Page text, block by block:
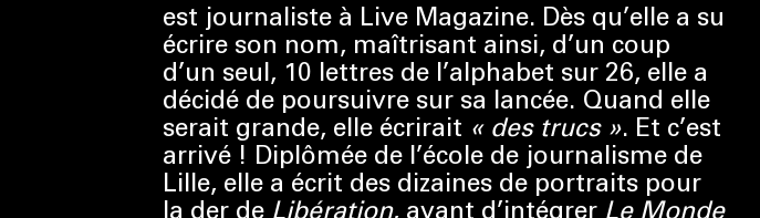
est journaliste à Live Magazine. Dès qu’elle a su
écrire son nom, maîtrisant ainsi, d’un coup
d’un seul, 10 lettres de l’alphabet sur 26, elle a
décidé de poursuivre sur sa lancée. Quand elle
serait grande, elle écrirait « des trucs ». Et c’est
arrivé ! Diplômée de l’école de journalisme de
Lille, elle a écrit des dizaines de portraits pour
la der de Libération, avant d’intégrer Le Monde